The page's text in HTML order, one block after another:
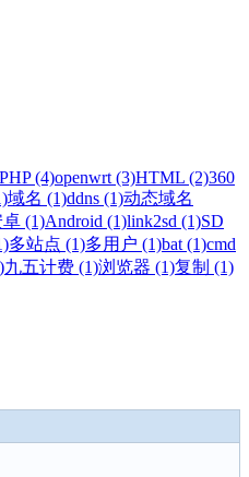
PHP (4)openwrt (3)HTML (2)360
域名 (1)ddns (1)动态域名
(1)Android (1)link2sd (1)SD
多站点 (1)多用户 (1)bat (1)cmd
九五计费 (1)浏览器 (1)复制 (1)